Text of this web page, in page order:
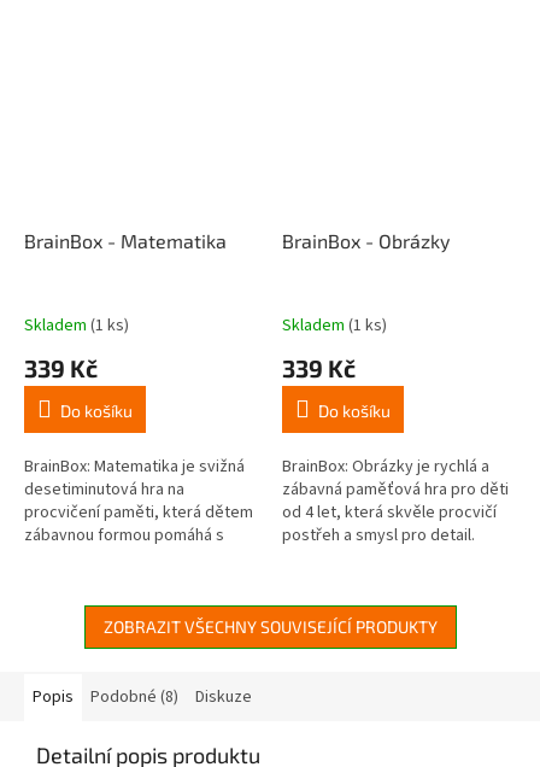
BrainBox - Matematika
Skladem (1 ks)
339 Kč
Do košíku
BrainBox: Matematika je svižná
desetiminutová hra na
procvičení paměti, která dětem
zábavnou formou pomáhá s
Dokážete si...
BrainBox - Obrázky
Skladem (1 ks)
339 Kč
Do košíku
BrainBox: Obrázky je rychlá a
zábavná paměťová hra pro děti
od 4 let, která skvěle procvičí
postřeh a smysl pro detail.
ZOBRAZIT VŠECHNY SOUVISEJÍCÍ PRODUKTY
Popis Podobné (8) Diskuze
Detailní popis produktu